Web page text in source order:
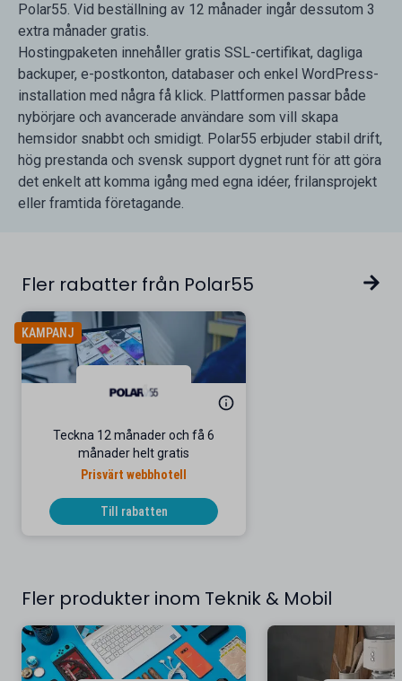
Polar55. Vid beställning av 12 månader ingår dessutom 3
extra månader gratis.
Hostingpaketen innehåller gratis SSL-certifikat, dagliga
backuper, e-postkonton, databaser och enkel WordPress-
installation med några få klick. Plattformen passar både
nybörjare och avancerade användare som vill skapa
hemsidor snabbt och smidigt. Polar55 erbjuder stabil drift,
hög prestanda och svensk support dygnet runt för att göra
det enkelt att komma igång med egna idéer, frilansprojekt
eller framtida företagande.
Fler rabatter från Polar55
KAMPANJ
Teckna 12 månader och få 6
månader helt gratis
Prisvärt webbhotell
Till rabatten
Fler produkter inom Teknik & Mobil